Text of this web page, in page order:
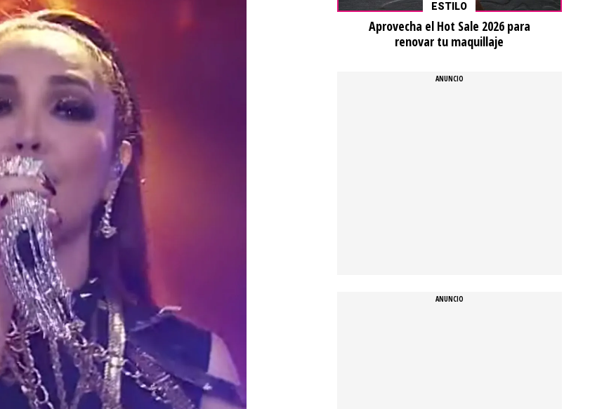
ESTILO
Aprovecha el Hot Sale 2026 para
renovar tu maquillaje